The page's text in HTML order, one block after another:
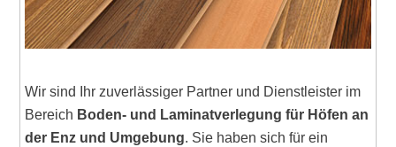
Wir sind Ihr zuverlässiger Partner und Dienstleister im
Bereich Boden- und Laminatverlegung für Höfen an
der Enz und Umgebung. Sie haben sich für ein